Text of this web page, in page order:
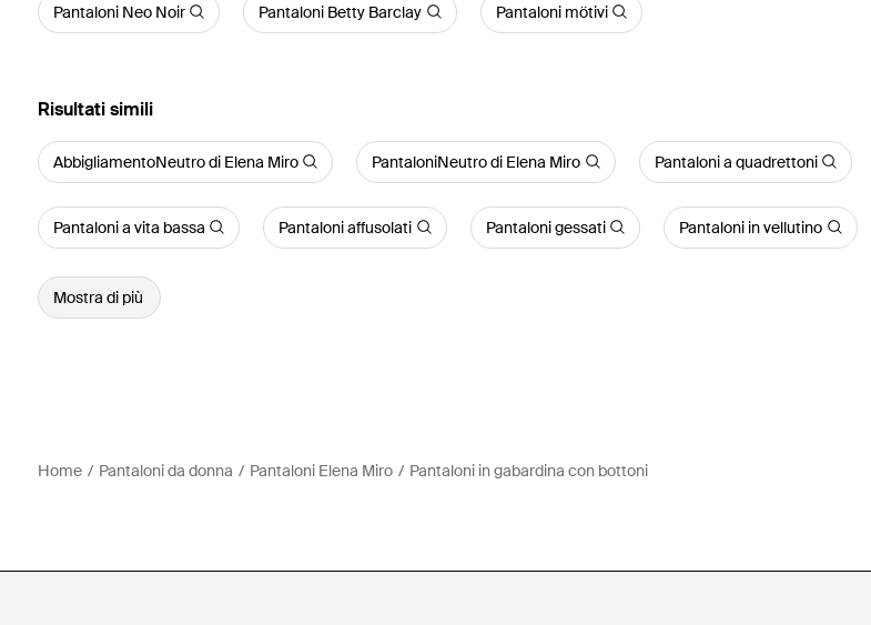
Pantaloni Neo Noir Pantaloni Betty Barclay Pantaloni mötivi
Risultati simili
AbbigliamentoNeutro di Elena Miro PantaloniNeutro di Elena Miro Pantaloni a quadrettoni
Pantaloni a vita bassa Pantaloni affusolati Pantaloni gessati Pantaloni in vellutino
Mostra di più
Home Pantaloni da donna Pantaloni Elena Miro Pantaloni in gabardina con bottoni